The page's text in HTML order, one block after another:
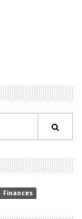
Finances